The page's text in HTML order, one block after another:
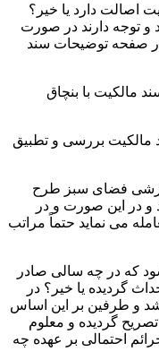
اصالت دارد یا خیر؟
توجه دارند در صورت
صفحه توضیحات سند
مالکیت با بنچاق
مالکیت بررسی و تطبیق
فضای سبز طرح
و در این صورت و در
می نماید حتماً مراتب
که در چه سالی صادر
گردیده یا خیر؟ در
و طرفین بر این اساس
گردیده و معلوم
احتمالی بر عهده چه